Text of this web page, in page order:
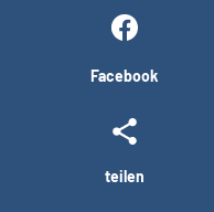
Facebook
teilen